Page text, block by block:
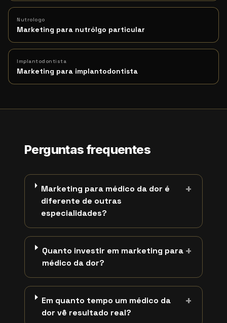
Nutrologo
Marketing para nutrólgo particular
Implantodontista
Marketing para implantodontista
Perguntas frequentes
Marketing para médico da dor é
diferente de outras
especialidades?
+
Quanto investir em marketing para
médico da dor?
+
Em quanto tempo um médico da
dor vê resultado real?
+